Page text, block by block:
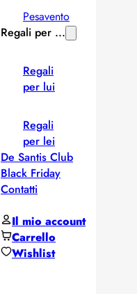
Pesavento
Regali per ...
Regali
per lui
Regali
per lei
De Santis Club
Black Friday
Contatti
Il mio account
Carrello
Wishlist